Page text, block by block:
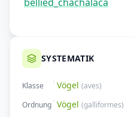
SYSTEMATIK
Klasse Vögel (aves)
Ordnung Vögel (galliformes)